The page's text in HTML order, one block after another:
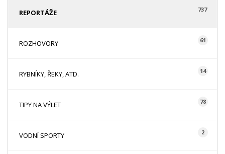
REPORTÁŽE 737
ROZHOVORY 61
RYBNÍKY, ŘEKY, ATD. 14
TIPY NA VÝLET 78
VODNÍ SPORTY 2